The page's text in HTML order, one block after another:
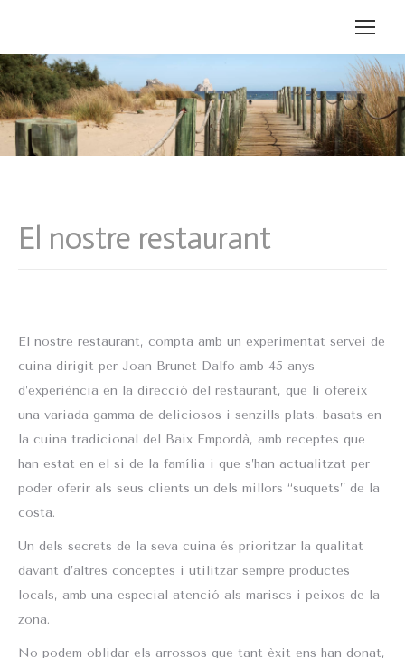
El nostre restaurant
El nostre restaurant, compta amb un experimentat servei de
cuina dirigit per Joan Brunet Dalfo amb 45 anys
d’experiència en la direcció del restaurant, que li ofereix
una variada gamma de deliciosos i senzills plats, basats en
la cuina tradicional del Baix Empordà, amb receptes que
han estat en el si de la família i que s’han actualitzat per
poder oferir als seus clients un dels millors “suquets” de la
costa.
Un dels secrets de la seva cuina és prioritzar la qualitat
davant d’altres conceptes i utilitzar sempre productes
locals, amb una especial atenció als mariscs i peixos de la
zona.
No podem oblidar els arrossos que tant èxit ens han donat,